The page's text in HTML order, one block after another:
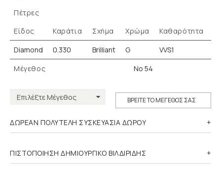
Πέτρες
Είδος
Καράτια Σχήμα Χρώμα
Καθαρότητα
Diamond
0.330 Brilliant G
VVS1
Μέγεθος
Νο 54
ΒΡΕΙΤΕ ΤΟ ΜΕΓΕΘΟΣ ΣΑΣ
ΔΩΡΕΑΝ ΠΟΛΥΤΕΛΗ ΣΥΣΚΕΥΑΣΙΑ ΔΩΡΟΥ
ΠΙΣΤΟΠΟΙΗΣΗ ΔΗΜΙΟΥΡΓΙΚΟ ΒΙΛΔΙΡΙΔΗΣ